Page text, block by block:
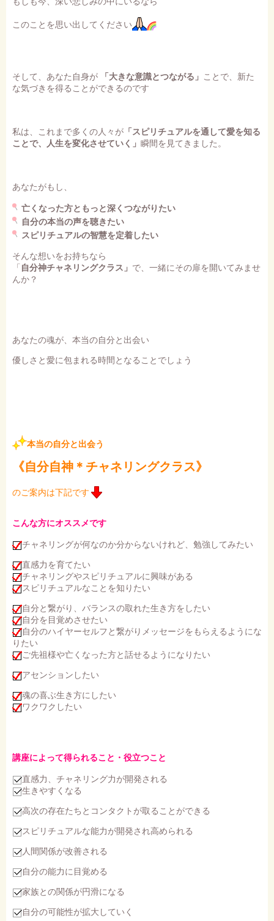
このことを思い出してください
そして、あなた自身が 「大きな意識とつながる」 ことで、新た
な気づきを得ることができるのです
私は、これまで多くの人々が 「スピリチュアルを通して愛を知る
ことで、人生を変化させていく」 瞬間を見てきました。
あなたがもし、
亡くなった方ともっと深くつながりたい
自分の本当の声を聴きたい
スピリチュアルの智慧を定着したい
そんな想いをお持ちなら
「自分神チャネリングクラス」 で、一緒にその扉を開いてみませ
んか？
あなたの魂が、本当の自分と出会い
優しさと愛に包まれる時間となることでしょう
本当の自分と出会う
《自分自神＊チャネリングクラス》
のご案内は下記です
こんな方にオススメです
チャネリングが何なのか分からないけれど、勉強してみたい
直感力を育てたい
チャネリングやスピリチュアルに興味がある
スピリチュアルなことを知りたい
自分と繋がり、バランスの取れた生き方をしたい
自分を目覚めさせたい
自分のハイヤーセルフと繋がりメッセージをもらえるようにな
りたい
ご先祖様や亡くなった方と話せるようになりたい
アセンションしたい
魂の喜ぶ生き方にしたい
ワクワクしたい
講座によって得られること・役立つこと
直感力、チャネリング力が開発される
生きやすくなる
高次の存在たちとコンタクトが取ることができる
スピリチュアルな能力が開発され高められる
人間関係が改善される
自分の能力に目覚める
家族との関係が円滑になる
自分の可能性が拡大していく